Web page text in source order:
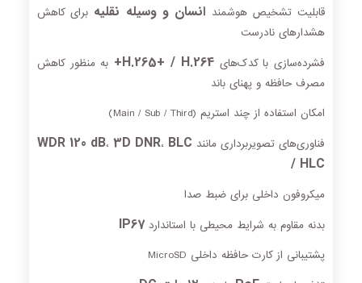
قابلیت تشخیص هوشمند انسان و وسیله نقلیه برای کاهش
هشدارهای نادرست
فشرده‌سازی با کدک‌هایH.265+ / H.264+
به منظور کاهش
مصرف حافظه و پهنای باند
امکان استفاده از چند استریم (Main / Sub / Third)
فناوری‌های تصویربرداری مانند
WDR 120 dB، 3D DNR، BLC
/ HLC
میکروفون داخلی برای ضبط صدا
بدنه مقاوم به شرایط محیطی با استانداردIP67
پشتیبانی از کارت حافظه داخلی MicroSD